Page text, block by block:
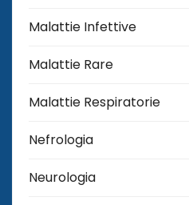
Malattie Infettive
Malattie Rare
Malattie Respiratorie
Nefrologia
Neurologia